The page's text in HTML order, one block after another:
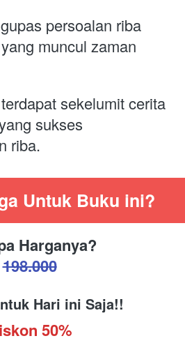
persoalan riba
muncul zaman
sekelumit cerita
sukses
riba.
Untuk Buku ini?
Harganya?
198.000
Hari ini Saja!!
50%